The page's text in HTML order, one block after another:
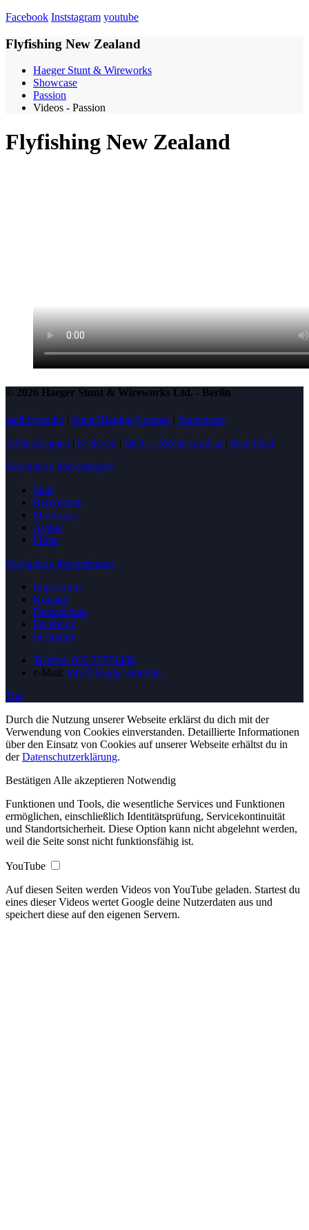
Facebook Inststagram youtube
Flyfishing New Zealand
Haeger Stunt & Wireworks
Showcase
Passion
Videos - Passion
Flyfishing New Zealand
© 2026 Haeger Stunt & Wireworks Ltd. - Berlin
facility/studio | Stunt Rigging Courses | Stuntcloud
AP8actionpact | 87eleven | MCC - MovieCamCar| Reel Deal
Navigation überspringen
Start
Referenzen
Showcase
Action
Firma
Navigation überspringen
Impressum
Kontakt
Datenschutz
Facebook
Instagram
Telefon: 030 75774488
e-Mail: info@haeger-stunt.de
Top
Durch die Nutzung unserer Webseite erklärst du dich mit der
Verwendung von Cookies einverstanden. Detaillierte Informationen
über den Einsatz von Cookies auf unserer Webseite erhältst du in
derDatenschutzerklärung.
Bestätigen Alle akzeptieren Notwendig
Funktionen und Tools, die wesentliche Services und Funktionen
ermöglichen, einschließlich Identitätsprüfung, Servicekontinuität
und Standortsicherheit. Diese Option kann nicht abgelehnt werden,
weil die Seite sonst nicht funktionsfähig ist.
YouTube
Auf diesen Seiten werden Videos von YouTube geladen. Startest du
eines dieser Videos wertet Google deine Nutzerdaten aus und
speichert diese auf den eigenen Servern.